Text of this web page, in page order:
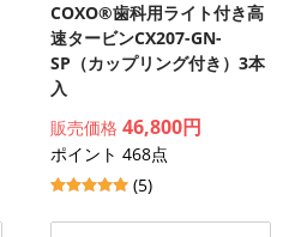
COXO®歯科用ライト付き高
速タービンCX207-GN-
SP（カップリング付き）3本
入
販売価格 46,800円
ポイント 468点
(5)